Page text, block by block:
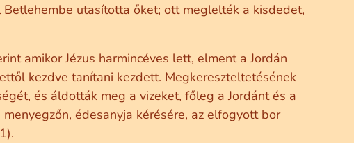
utasította őket; ott meglelték a kisdedet,
amikor Jézus harmincéves lett, elment a Jordán
kezdve tanítani kezdett. Megkereszteltetésének
és áldották meg a vizeket, főleg a Jordánt és a
édesanyja kérésére, az elfogyott bor